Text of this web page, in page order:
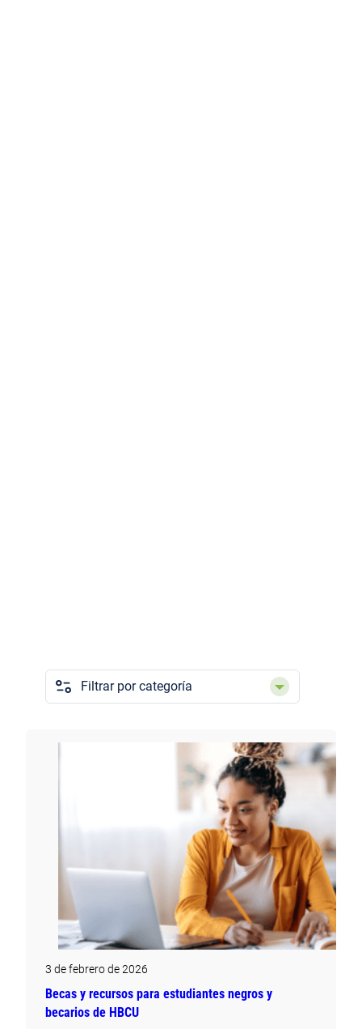
Categorías
3 de febrero de 2026
Becas y recursos para estudiantes negros y
becarios de HBCU